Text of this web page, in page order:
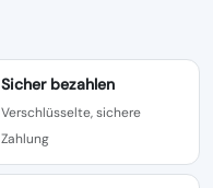
Sicher bezahlen
Verschlüsselte, sichere
Zahlung